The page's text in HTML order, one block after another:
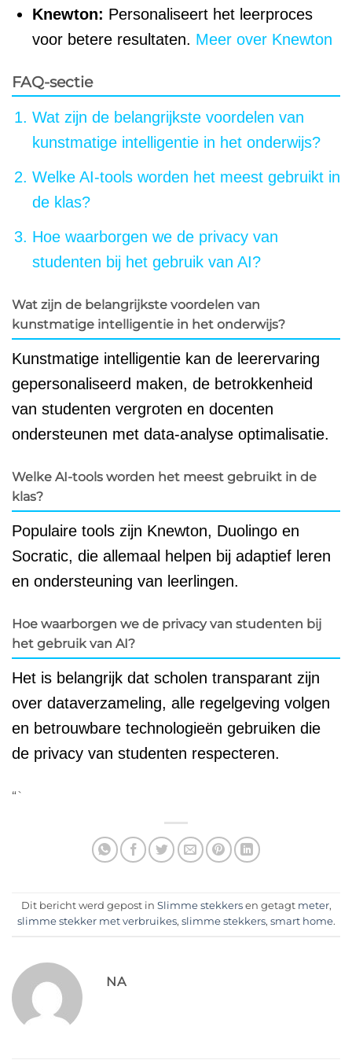
Knewton: Personaliseert het leerproces
voor betere resultaten. Meer over Knewton
FAQ-sectie
Wat zijn de belangrijkste voordelen van
kunstmatige intelligentie in het onderwijs?
Welke AI-tools worden het meest gebruikt in
de klas?
Hoe waarborgen we de privacy van
studenten bij het gebruik van AI?
Wat zijn de belangrijkste voordelen van
kunstmatige intelligentie in het onderwijs?
Kunstmatige intelligentie kan de leerervaring
gepersonaliseerd maken, de betrokkenheid
van studenten vergroten en docenten
ondersteunen met data-analyse optimalisatie.
Welke AI-tools worden het meest gebruikt in de
klas?
Populaire tools zijn Knewton, Duolingo en
Socratic, die allemaal helpen bij adaptief leren
en ondersteuning van leerlingen.
Hoe waarborgen we de privacy van studenten bij
het gebruik van AI?
Het is belangrijk dat scholen transparant zijn
over dataverzameling, alle regelgeving volgen
en betrouwbare technologieën gebruiken die
de privacy van studenten respecteren.
“`
Dit bericht werd gepost in Slimme stekkersen getagt meter,
slimme stekker met verbruikes, slimme stekkers, smart home.
NA